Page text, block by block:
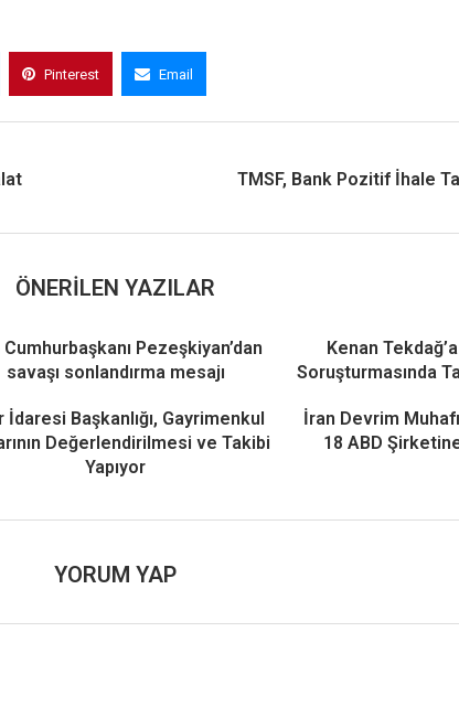
Pinterest Email
TMSF, Bank Pozitif İhale
ÖNERILEN YAZILAR
Pezeşkiyan’dan
savaşı sonlandırma mesajı
Kenan
Soruşturmasında
İdaresi Başkanlığı, Gayrimenkul
Değerlendirilmesi ve Takibi
Yapıyor
İran Devrim
18 ABD
YORUM YAP